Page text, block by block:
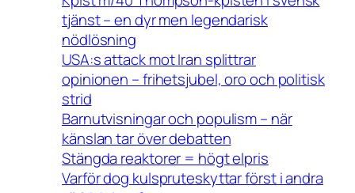
tjänst – en dyr men legendarisk
nödlösning
USA:s attack mot Iran splittrar
opinionen – frihetsjubel, oro och politisk
strid
Barnutvisningar och populism – när
känslan tar över debatten
Stängda reaktorer = högt elpris
Varför dog kulspruteskyttar först i andra